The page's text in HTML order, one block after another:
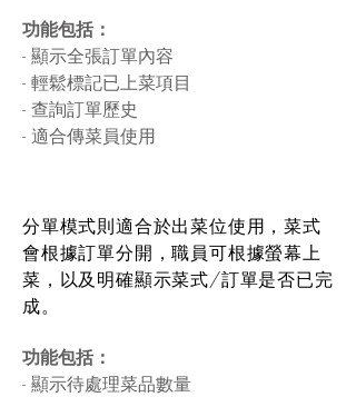
功能包括：
- 顯示全張訂單內容
- 輕鬆標記已上菜項目
- 查詢訂單歷史
- 適合傳菜員使用
分單模式則適合於出菜位使用，菜式
會根據訂單分開，職員可根據螢幕上
菜，以及明確顯示菜式/訂單是否已完
成。
功能包括：
- 顯示待處理菜品數量